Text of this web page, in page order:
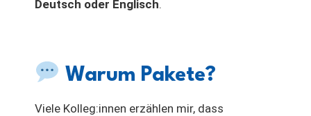
Deutsch oder Englisch.
Warum Pakete?
Viele Kolleg:innen erzählen mir, dass